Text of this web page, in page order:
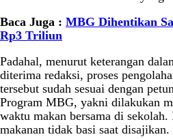
Baca Juga : MBG Dihentikan
Rp3 Triliun
Padahal, menurut keterangan
diterima redaksi, proses
tersebut sudah sesuai dengan
Program MBG, yakni dilakukan
waktu makan bersama di
makanan tidak basi saat disajikan.